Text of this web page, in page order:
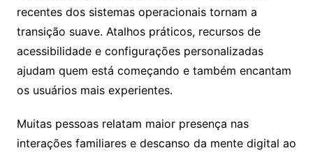
recentes dos sistemas operacionais tornam a
transição suave. Atalhos práticos, recursos de
acessibilidade e configurações personalizadas
ajudam quem está começando e também encantam
os usuários mais experientes.
Muitas pessoas relatam maior presença nas
interações familiares e descanso da mente digital ao